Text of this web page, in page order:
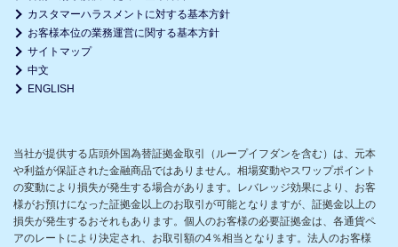
カスタマーハラスメントに対する基本方針
お客様本位の業務運営に関する基本方針
サイトマップ
中文
ENGLISH
当社が提供する店頭外国為替証拠金取引（ループイフダンを含む）は、元本
や利益が保証された金融商品ではありません。相場変動やスワップポイント
の変動により損失が発生する場合があります。レバレッジ効果により、お客
様がお預けになった証拠金以上のお取引が可能となりますが、証拠金以上の
損失が発生するおそれもあります。個人のお客様の必要証拠金は、各通貨ペ
アのレートにより決定され、お取引額の4％相当となります。法人のお客様